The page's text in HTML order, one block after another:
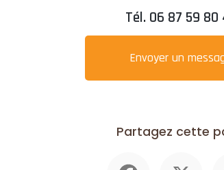
Tél. 06 87 59 80
Envoyer un
Partagez cette